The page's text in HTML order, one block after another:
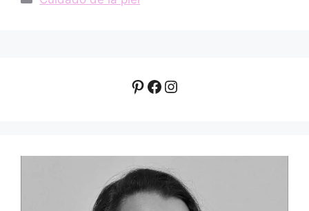
Pinterest
Facebook
Instagram